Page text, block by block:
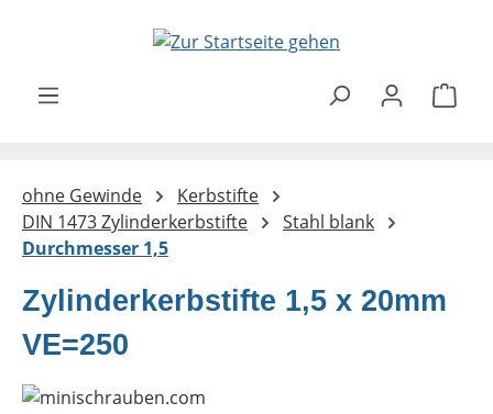
Zum Hauptinhalt springen
ohne Gewinde
Kerbstifte
DIN 1473 Zylinderkerbstifte
Stahl blank
Durchmesser 1,5
Zylinderkerbstifte 1,5 x 20mm
VE=250